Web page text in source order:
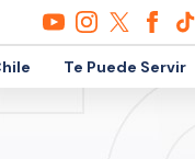
Te Puede Servir